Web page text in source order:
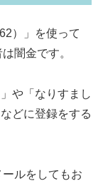
）」を使って
闇金です。
や「なりすまし
どに登録をする
ルをしてもお